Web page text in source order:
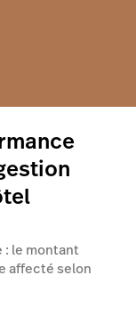
: le montant
affecté selon